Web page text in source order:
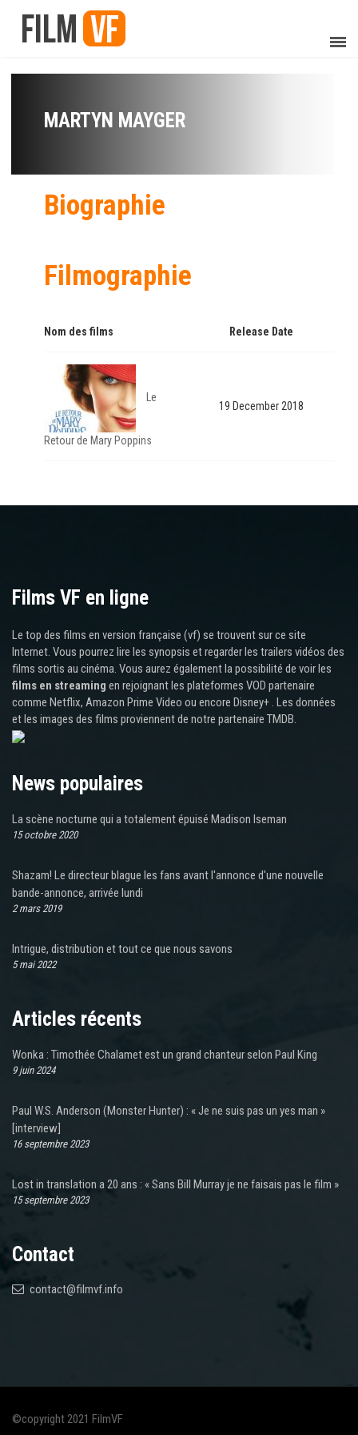
MARTYN MAYGER
Biographie
Filmographie
Nom des films Release Date
Le
Retour de Mary Poppins
19 December 2018
Films VF en ligne
Le top des films en version française (vf) se trouvent sur ce site
Internet. Vous pourrez lire les synopsis et regarder les trailers vidéos des
films sortis au cinéma. Vous aurez également la possibilité de voir les
films en streaming en rejoignant les plateformes VOD partenaire
comme Netflix, Amazon Prime Video ou encore Disney+ . Les données
et les images des films proviennent de notre partenaire TMDB.
News populaires
La scène nocturne qui a totalement épuisé Madison Iseman
15 octobre 2020
Shazam! Le directeur blague les fans avant l'annonce d'une nouvelle
bande-annonce, arrivée lundi
2 mars 2019
Intrigue, distribution et tout ce que nous savons
5 mai 2022
Articles récents
Wonka : Timothée Chalamet est un grand chanteur selon Paul King
9 juin 2024
Paul W.S. Anderson (Monster Hunter) : « Je ne suis pas un yes man »
[interview]
16 septembre 2023
Lost in translation a 20 ans : « Sans Bill Murray je ne faisais pas le film »
15 septembre 2023
Contact
contact@filmvf.info
©copyright 2021 FilmVF